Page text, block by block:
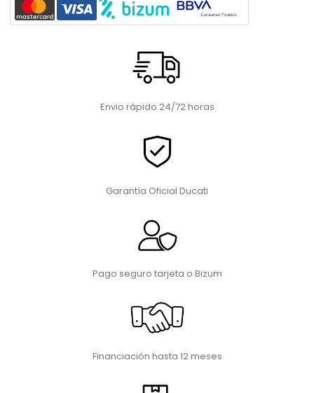
Envio rápido 24/72 horas
Garantía Oficial Ducati
Pago seguro tarjeta o Bizum
Financiación hasta 12 meses